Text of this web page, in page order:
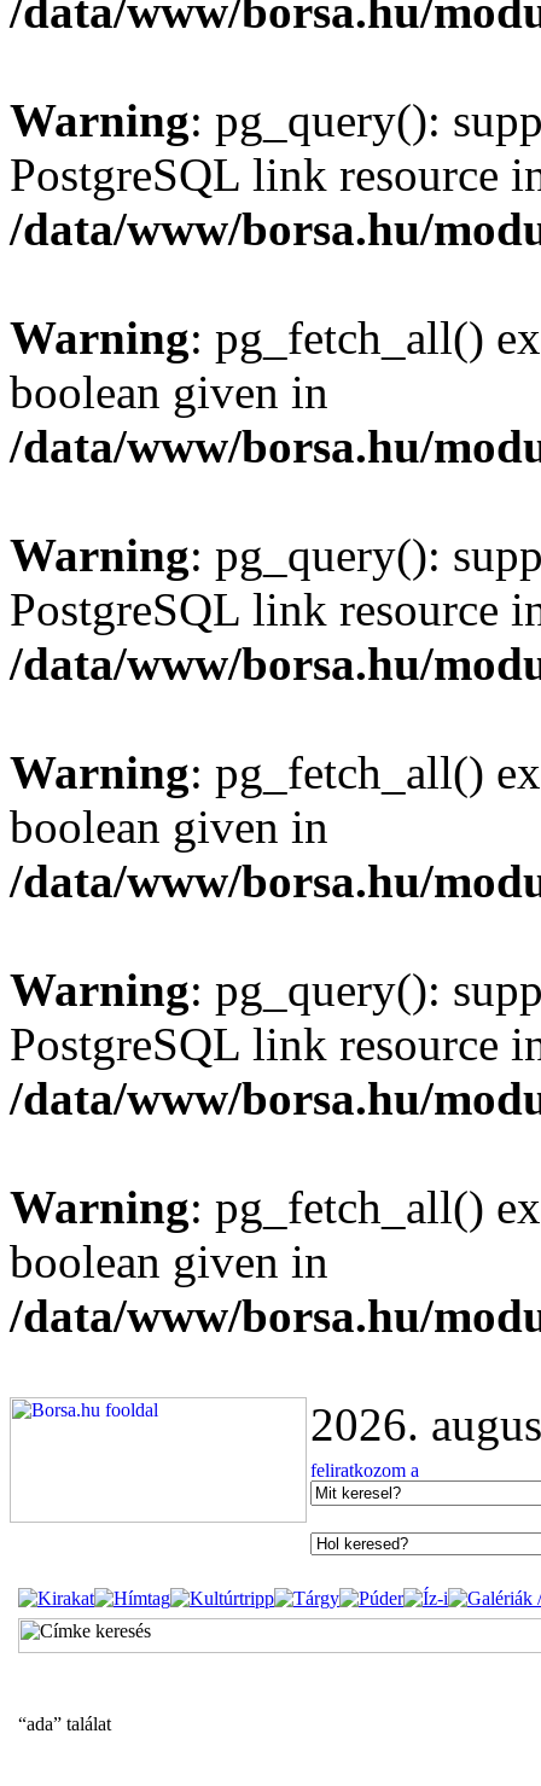
/data/www/borsa.hu/
Warning: pg_query():
PostgreSQL link resource
/data/www/borsa.hu/
Warning: pg_fetch_all()
boolean given in
/data/www/borsa.hu/
Warning: pg_query():
PostgreSQL link resource
/data/www/borsa.hu/
Warning: pg_fetch_all()
boolean given in
/data/www/borsa.hu/
Warning: pg_query():
PostgreSQL link resource
/data/www/borsa.hu/
Warning: pg_fetch_all()
boolean given in
/data/www/borsa.hu/
2026.
“ada” találat